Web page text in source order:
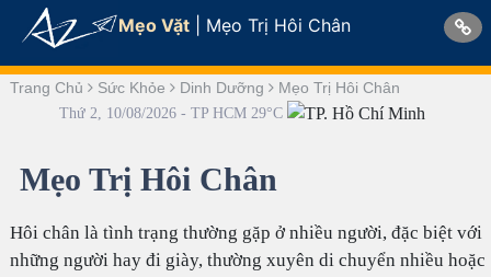
Mẹo Vặt Mẹo Trị Hôi Chân
Trang Chủ Sức Khỏe Dinh Dưỡng Mẹo Trị Hôi Chân
Thứ 2, 10/08/2026 - TP HCM 29°C
Mẹo Trị Hôi Chân
Hôi chân là tình trạng thường gặp ở nhiều người, đặc biệt với
những người hay đi giày, thường xuyên di chuyển nhiều hoặc